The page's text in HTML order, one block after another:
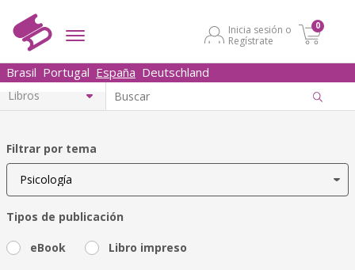
Inicia sesión o
Regístrate
0
Brasil Portugal España Deutschland
Filtrar por tema
Tipos de publicación
eBook Libro impreso